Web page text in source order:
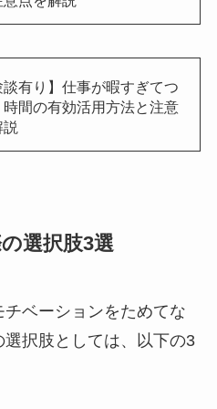
談有り】仕事が暇すぎてつ
時間の有効活用方法と注意
説
選択肢3選
ベーションをためてな
選択肢としては、以下の3